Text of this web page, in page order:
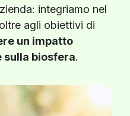
integriamo nel
agli obiettivi di
un impatto
sulla biosfera.